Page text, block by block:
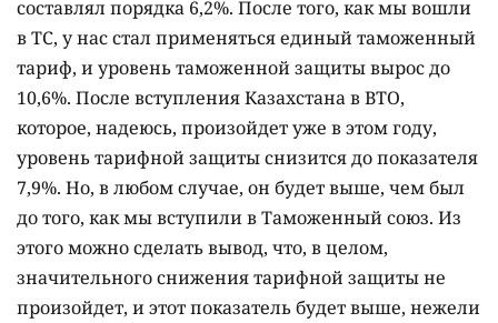
составлял порядка 6,2%. После того, как мы вошли
в ТС, у нас стал применяться единый таможенный
тариф, и уровень таможенной защиты вырос до
10,6%. После вступления Казахстана в ВТО,
которое, надеюсь, произойдет уже в этом году,
уровень тарифной защиты снизится до показателя
7,9%. Но, в любом случае, он будет выше, чем был
до того, как мы вступили в Таможенный союз. Из
этого можно сделать вывод, что, в целом,
значительного снижения тарифной защиты не
произойдет, и этот показатель будет выше, нежели